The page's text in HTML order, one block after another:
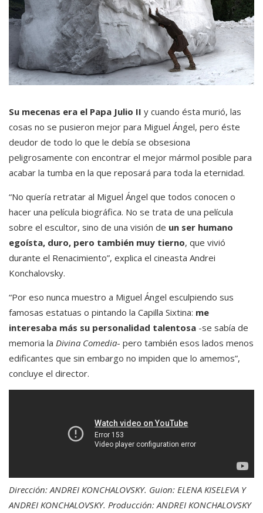
Su mecenas era el Papa Julio II y cuando ésta murió, las
cosas no se pusieron mejor para Miguel Ángel, pero éste
deudor de todo lo que le debía se obsesiona
peligrosamente con encontrar el mejor mármol posible para
acabar la tumba en la que reposará para toda la eternidad.
“No quería retratar al Miguel Ángel que todos conocen o
hacer una película biográfica. No se trata de una película
sobre el escultor, sino de una visión de un ser humano
egoísta, duro, pero también muy tierno, que vivió
durante el Renacimiento”, explica el cineasta Andrei
Konchalovsky.
“Por eso nunca muestro a Miguel Ángel esculpiendo sus
famosas estatuas o pintando la Capilla Sixtina: me
interesaba más su personalidad talentosa -se sabía de
memoria la Divina Comedia- pero también esos lados menos
edificantes que sin embargo no impiden que lo amemos”,
concluye el director.
Dirección: ANDREI KONCHALOVSKY. Guion: ELENA KISELEVA Y
ANDREI KONCHALOVSKY. Producción: ANDREI KONCHALOVSKY